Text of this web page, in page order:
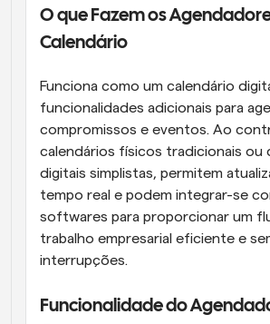
O que Fazem os
Calendário
Funciona como um calendário
funcionalidades adicionais para
compromissos e eventos. Ao
calendários físicos tradicionais ou
digitais simplistas, permitem
tempo real e podem integrar-se
softwares para proporcionar um
trabalho empresarial eficiente e
interrupções.
Funcionalidade do